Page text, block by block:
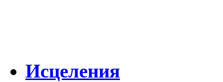
Исцеления